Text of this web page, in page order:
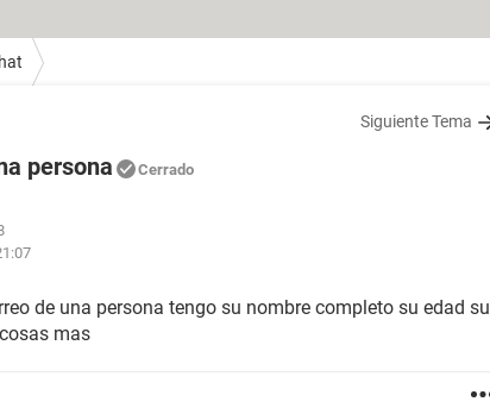
Siguiente Tema
persona Cerrado
de una persona tengo su nombre completo su edad su
mas